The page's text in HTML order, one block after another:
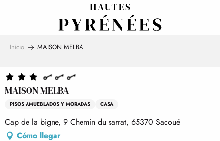
Inicio MAISON MELBA
MAISON MELBA
PISOS AMUEBLADOS Y MORADAS CASA
Cap de la bigne, 9 Chemin du sarrat, 65370 Sacoué
Cómo llegar